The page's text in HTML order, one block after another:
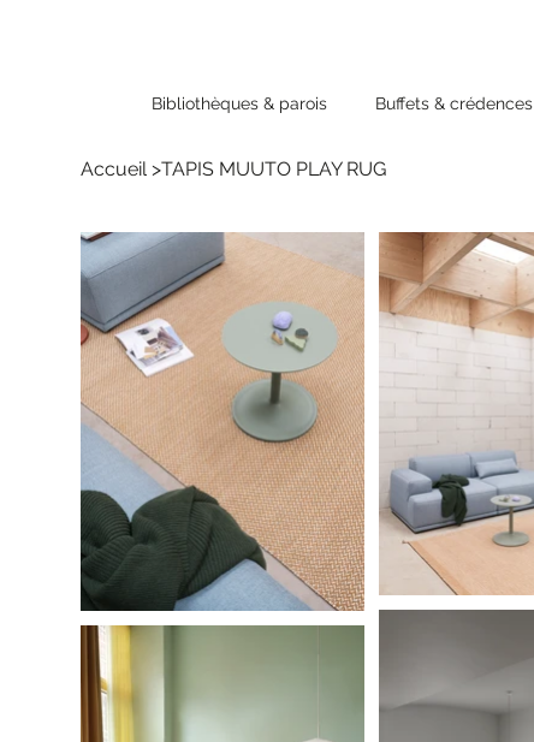
Bibliothèques & parois Buffets & crédences
Accueil >TAPIS MUUTO PLAY RUG